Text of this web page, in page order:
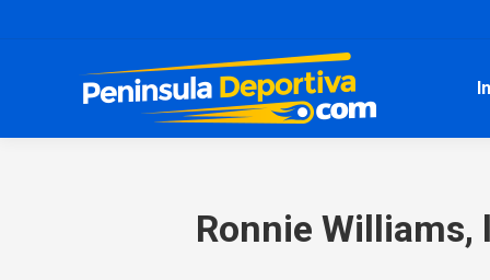
Ronnie Williams,